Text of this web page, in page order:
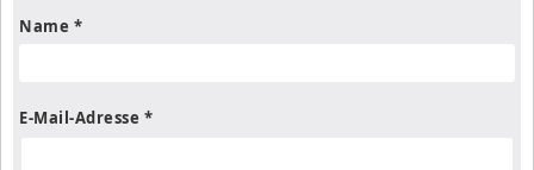
Name *
E-Mail-Adresse *